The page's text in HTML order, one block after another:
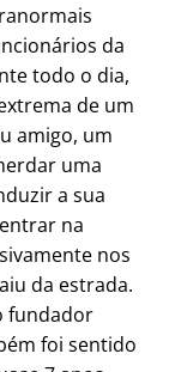
da
todo o dia,
de um
amigo, um
uma
a sua
na
nos
da estrada.
fundador
foi sentido